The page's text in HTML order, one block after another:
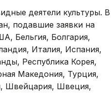
деятели культуры. В
подавшие заявки на
Бельгия, Болгария,
Италия, Испания,
Республика Корея,
Македония, Турция,
Швейцария, Швеция,